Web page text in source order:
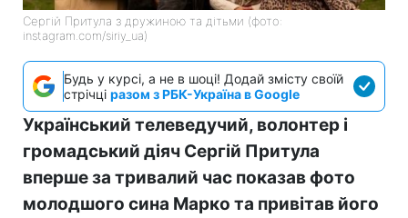
Сергій Притула з дружиною та дітьми (фото:
instagram.com/siriy_ua)
Будь у курсі, а не в шоці! Додай змісту своїй
стрічці разом з РБК-Україна в Google
Український телеведучий, волонтер і
громадський діяч Сергій Притула
вперше за тривалий час показав фото
молодшого сина Марко та привітав його